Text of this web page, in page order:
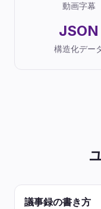
動画字幕
JSON
構造化デー
議事録の書き方